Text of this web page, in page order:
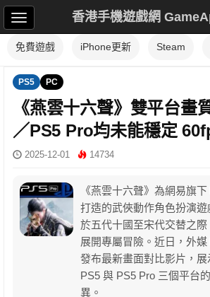
香港手機遊戲網
免費遊戲 iPhone更新 Steam
PS5 PC
《燕雲十六聲》雙平台
／PS5 Pro均未能穩定
2025-12-01 14734
《燕雲十六聲》為網易旗
打造的武俠動作角色扮演
於五代十國至宋代交替之
展開專屬冒險。近日，外媒
發布最新畫面對比影片，展
PS5 與 PS5 Pro 三個平台
異。